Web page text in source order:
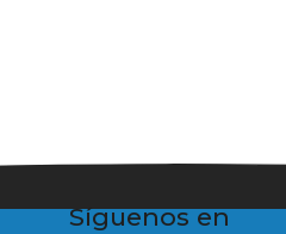
Síguenos en